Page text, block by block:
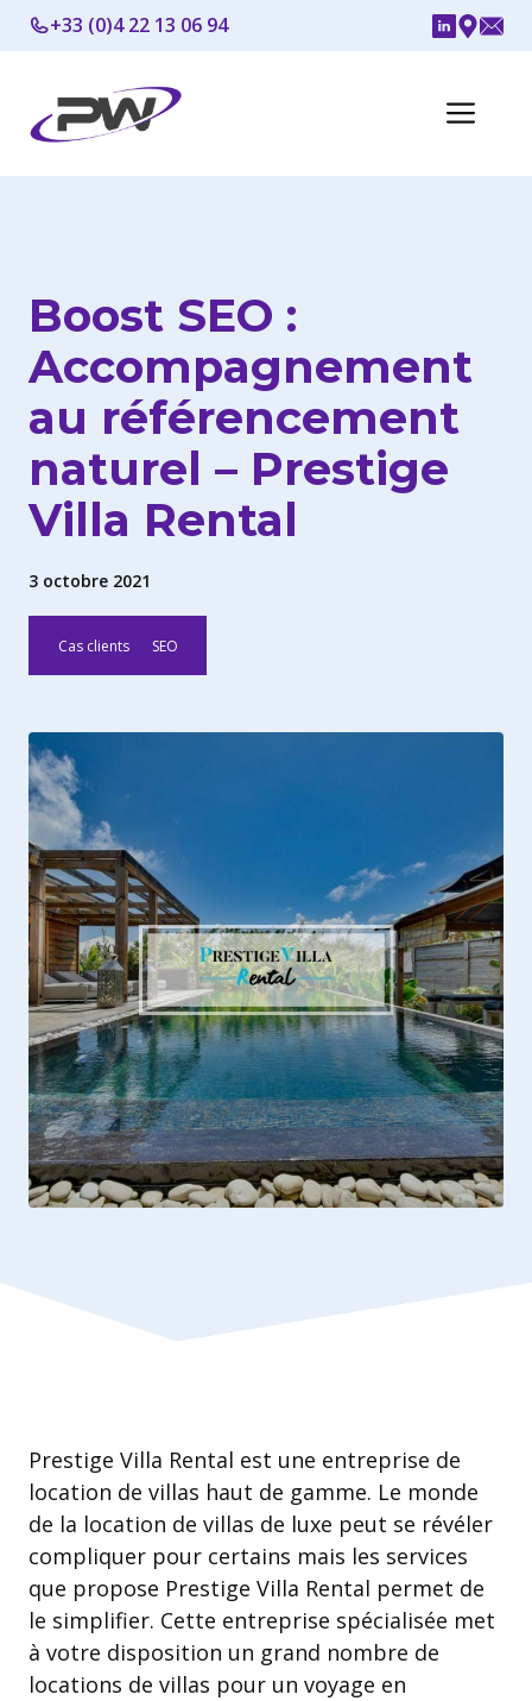
Aller
au
+33 (0)4 22 13 06 94
Boost SEO :
Accompagnement
au référencement
naturel – Prestige
Villa Rental
3 octobre 2021
Cas clients SEO
Prestige Villa Rental est une entreprise de
location de villas haut de gamme. Le monde
de la location de villas de luxe peut se révéler
compliquer pour certains mais les services
que propose Prestige Villa Rental permet de
le simplifier. Cette entreprise spécialisée met
à votre disposition un grand nombre de
locations de villas pour un voyage en